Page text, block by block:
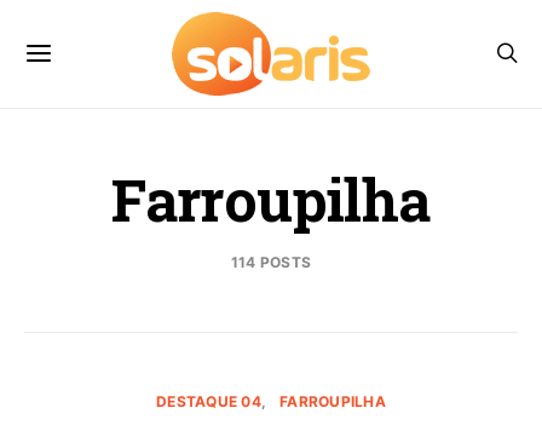
Farroupilha
114 POSTS
DESTAQUE 04 FARROUPILHA